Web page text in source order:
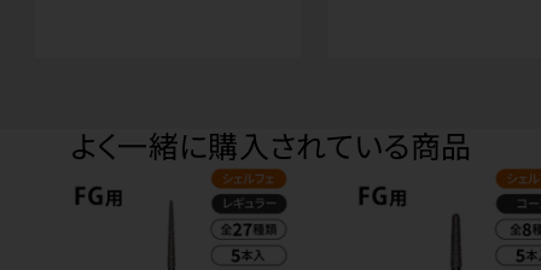
よく一緒に購入されている商品